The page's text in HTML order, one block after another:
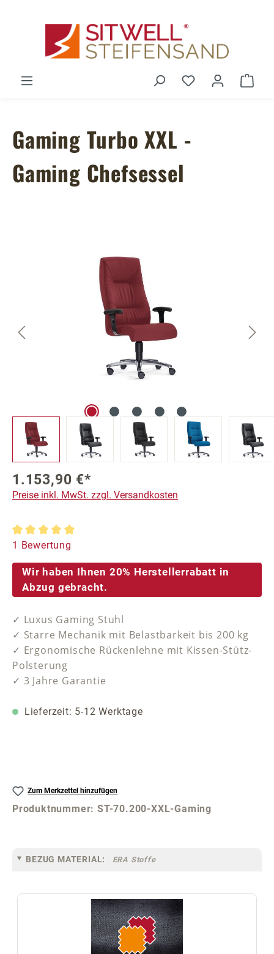
Du hast 0
Gaming Turbo XXL -
Gaming Chefsessel
Bildergalerie überspringen
1.153,90 €*
Preise inkl. MwSt. zzgl. Versandkosten
Durchschnittliche Bewertung von 5 von 5 Sternen
1 Bewertung
Wir haben Ihnen 20% Herstellerrabatt in
Abzug gebracht.
✓ Luxus Gaming Stuhl
✓ Starre Mechanik mit Belastbarkeit bis 200 kg
✓ Ergonomische Rückenlehne mit Kissen-Stütz-
Polsterung
✓ 3 Jahre Garantie
Lieferzeit: 5-12 Werktage
Zum Merkzettel hinzufügen
Produktnummer:ST-70.200-XXL-Gaming
BEZUG MATERIAL: ERA Stoffe